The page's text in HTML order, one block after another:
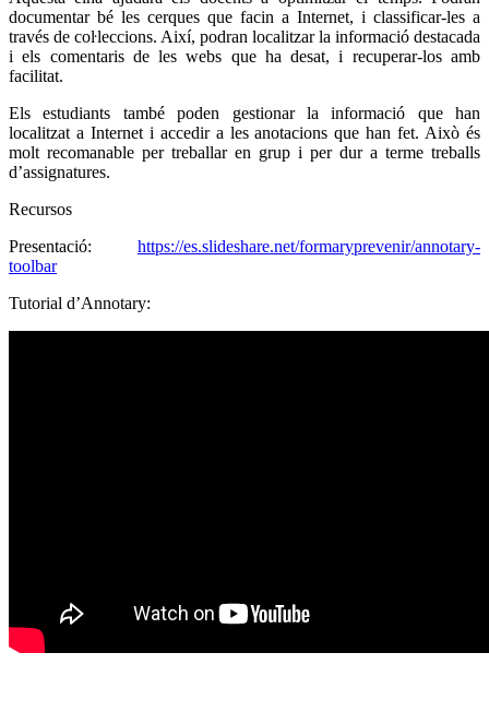
documentar bé les cerques que facin a Internet, i classificar-les a
través de coŀleccions. Així, podran localitzar la informació destacada
i els comentaris de les webs que ha desat, i recuperar-los amb
facilitat.
Els estudiants també poden gestionar la informació que han
localitzat a Internet i accedir a les anotacions que han fet. Això és
molt recomanable per treballar en grup i per dur a terme treballs
d’assignatures.
Recursos
Presentació: https://es.slideshare.net/formaryprevenir/annotary-
toolbar
Tutorial d’Annotary: